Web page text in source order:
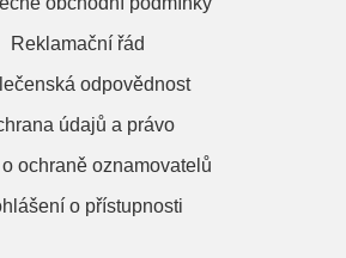
Reklamační řád
odpovědnost
údajů a právo
ochraně oznamovatelů
o přístupnosti